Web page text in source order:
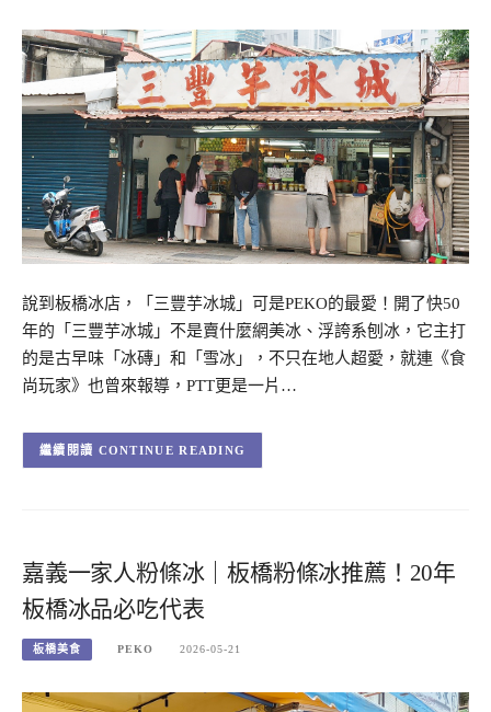
說到板橋冰店，「三豐芋冰城」可是PEKO的最愛！開了快50
年的「三豐芋冰城」不是賣什麼網美冰、浮誇系刨冰，它主打
的是古早味「冰磚」和「雪冰」，不只在地人超愛，就連《食
尚玩家》也曾來報導，PTT更是一片…
CONTINUE READING
嘉義一家人粉條冰｜板橋粉條冰推薦！20年
板橋冰品必吃代表
板橋美食 PEKO 2026-05-21